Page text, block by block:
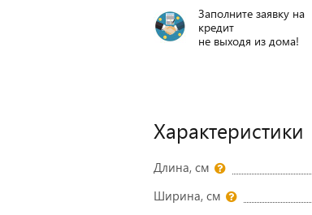
Заполните заявку на
кредит
не выходя из дома!
Характеристики
Длина, см
Ширина, см